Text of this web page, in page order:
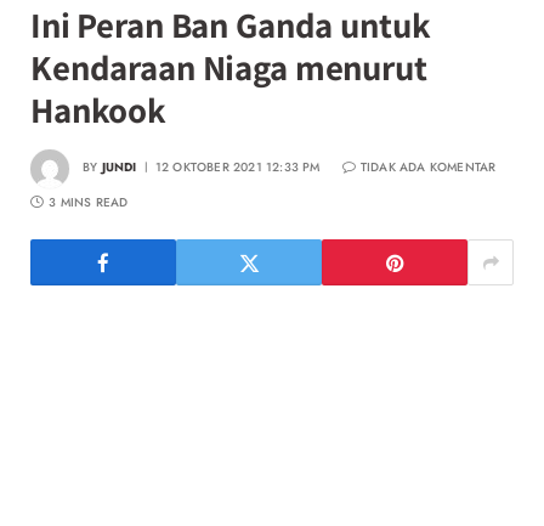
Ini Peran Ban Ganda untuk
Kendaraan Niaga menurut
Hankook
BY JUNDI 12 OKTOBER 2021 12:33 PM
TIDAK ADA KOMENTAR
3 MINS READ